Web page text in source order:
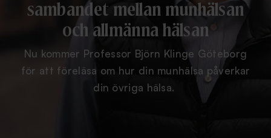
sambandet mellan munhälsan
och allmänna hälsan
Nu kommer Professor Björn Klinge Göteborg
för att föreläsa om hur din munhälsa påverkar
din övriga hälsa.